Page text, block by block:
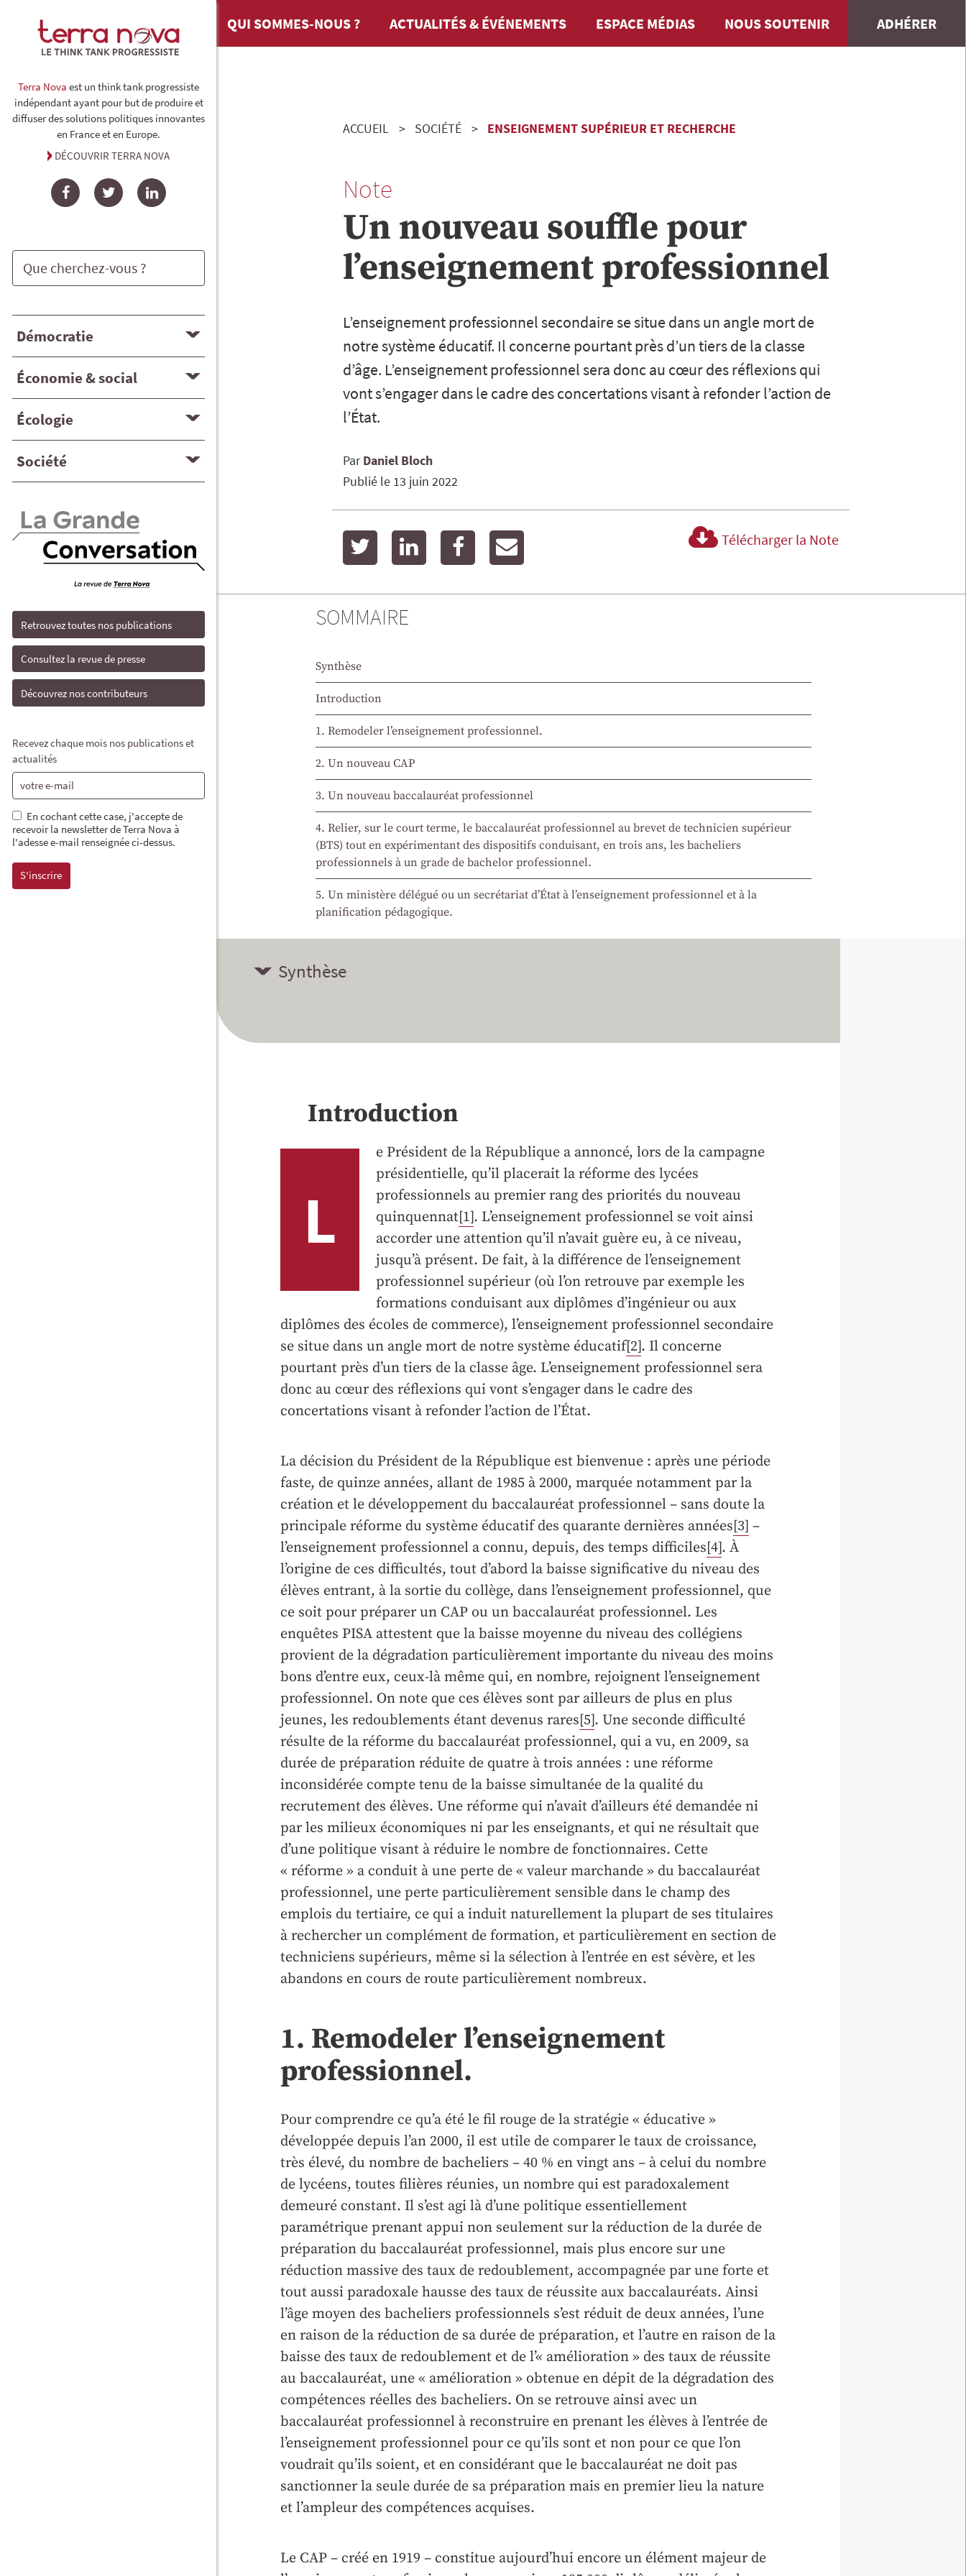
Terra Nova est un think tank progressiste
indépendant ayant pour but de produire et
diffuser des solutions politiques innovantes
en France et en Europe.
DÉCOUVRIR TERRA NOVA
FacebookTwitterLinkedIn
Démocratie
Économie & social
Écologie
Société
Retrouvez toutes nos publications
Consultez la revue de presse
Découvrez nos contributeurs
Recevez chaque mois nos publications et
actualités
En cochant cette case, j'accepte de
recevoir la newsletter de Terra Nova à
l'adesse e-mail renseignée ci-dessus.
QUI SOMMES-NOUS ? ACTUALITÉS & ÉVÉNEMENTS ESPACE MÉDIAS NOUS SOUTENIR ADHÉRER
ACCUEIL SOCIÉTÉ ENSEIGNEMENT SUPÉRIEUR ET RECHERCHE
Note
Un nouveau souffle pour
l’enseignement professionnel
L’enseignement professionnel secondaire se situe dans un angle mort de
notre système éducatif. Il concerne pourtant près d’un tiers de la classe
d’âge. L’enseignement professionnel sera donc au cœur des réflexions qui
vont s’engager dans le cadre des concertations visant à refonder l’action de
l’État.
Par Daniel Bloch
Publié le 13 juin 2022
twitter linkedin facebook Télécharger la Note
SOMMAIRE
Synthèse
Introduction
1. Remodeler l’enseignement professionnel.
2. Un nouveau CAP
3. Un nouveau baccalauréat professionnel
4. Relier, sur le court terme, le baccalauréat professionnel au brevet de technicien supérieur
(BTS) tout en expérimentant des dispositifs conduisant, en trois ans, les bacheliers
professionnels à un grade de bachelor professionnel.
5. Un ministère délégué ou un secrétariat d’État à l’enseignement professionnel et à la
planification pédagogique.
Synthèse
Introduction
L
e Président de la République a annoncé, lors de la campagne
présidentielle, qu’il placerait la réforme des lycées
professionnels au premier rang des priorités du nouveau
quinquennat[1]. L’enseignement professionnel se voit ainsi
accorder une attention qu’il n’avait guère eu, à ce niveau,
jusqu’à présent. De fait, à la différence de l’enseignement
professionnel supérieur (où l’on retrouve par exemple les
formations conduisant aux diplômes d’ingénieur ou aux
diplômes des écoles de commerce), l’enseignement professionnel secondaire
se situe dans un angle mort de notre système éducatif[2]. Il concerne
pourtant près d’un tiers de la classe âge. L’enseignement professionnel sera
donc au cœur des réflexions qui vont s’engager dans le cadre des
concertations visant à refonder l’action de l’État.
La décision du Président de la République est bienvenue : après une période
faste, de quinze années, allant de 1985 à 2000, marquée notamment par la
création et le développement du baccalauréat professionnel – sans doute la
principale réforme du système éducatif des quarante dernières années[3] –
l’enseignement professionnel a connu, depuis, des temps difficiles[4]. À
l’origine de ces difficultés, tout d’abord la baisse significative du niveau des
élèves entrant, à la sortie du collège, dans l’enseignement professionnel, que
ce soit pour préparer un CAP ou un baccalauréat professionnel. Les
enquêtes PISA attestent que la baisse moyenne du niveau des collégiens
provient de la dégradation particulièrement importante du niveau des moins
bons d’entre eux, ceux-là même qui, en nombre, rejoignent l’enseignement
professionnel. On note que ces élèves sont par ailleurs de plus en plus
jeunes, les redoublements étant devenus rares[5]. Une seconde difficulté
résulte de la réforme du baccalauréat professionnel, qui a vu, en 2009, sa
durée de préparation réduite de quatre à trois années : une réforme
inconsidérée compte tenu de la baisse simultanée de la qualité du
recrutement des élèves. Une réforme qui n’avait d’ailleurs été demandée ni
par les milieux économiques ni par les enseignants, et qui ne résultait que
d’une politique visant à réduire le nombre de fonctionnaires. Cette
« réforme » a conduit à une perte de « valeur marchande » du baccalauréat
professionnel, une perte particulièrement sensible dans le champ des
emplois du tertiaire, ce qui a induit naturellement la plupart de ses titulaires
à rechercher un complément de formation, et particulièrement en section de
techniciens supérieurs, même si la sélection à l’entrée en est sévère, et les
abandons en cours de route particulièrement nombreux.
1. Remodeler l’enseignement
professionnel.
Pour comprendre ce qu’a été le fil rouge de la stratégie « éducative »
développée depuis l’an 2000, il est utile de comparer le taux de croissance,
très élevé, du nombre de bacheliers – 40 % en vingt ans – à celui du nombre
de lycéens, toutes filières réunies, un nombre qui est paradoxalement
demeuré constant. Il s’est agi là d’une politique essentiellement
paramétrique prenant appui non seulement sur la réduction de la durée de
préparation du baccalauréat professionnel, mais plus encore sur une
réduction massive des taux de redoublement, accompagnée par une forte et
tout aussi paradoxale hausse des taux de réussite aux baccalauréats. Ainsi
l’âge moyen des bacheliers professionnels s’est réduit de deux années, l’une
en raison de la réduction de sa durée de préparation, et l’autre en raison de la
baisse des taux de redoublement et de l’« amélioration » des taux de réussite
au baccalauréat, une « amélioration » obtenue en dépit de la dégradation des
compétences réelles des bacheliers. On se retrouve ainsi avec un
baccalauréat professionnel à reconstruire en prenant les élèves à l’entrée de
l’enseignement professionnel pour ce qu’ils sont et non pour ce que l’on
voudrait qu’ils soient, et en considérant que le baccalauréat ne doit pas
sanctionner la seule durée de sa préparation mais en premier lieu la nature
et l’ampleur des compétences acquises.
Le CAP – créé en 1919 – constitue aujourd’hui encore un élément majeur de